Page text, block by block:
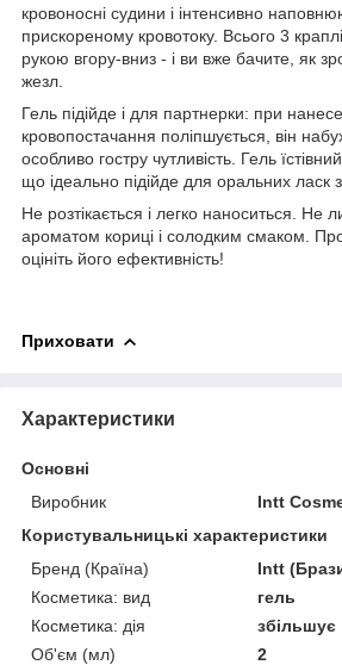
кровоносні судини і інтенсивно
прискореному кровотоку. Всього 3
рукою вгору-вниз - і ви вже бачите, як
жезл.
Гель підійде і для партнерки: при
кровопостачання поліпшується, він
особливо гостру чутливість. Гель
що ідеально підійде для оральних ласк
Не розтікається і легко наноситься. Не
ароматом кориці і солодким смаком.
оцініть його ефективність!
Приховати
Характеристики
Основні
Виробник
Intt
Користувальницькі характеристики
Бренд (Країна)
Intt
Косметика: вид
гель
Косметика: дія
збільшує
Об'єм (мл)
2